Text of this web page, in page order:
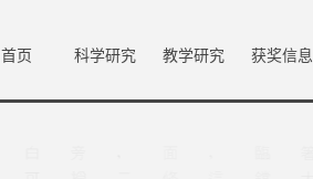
首页 科学研究 教学研究 获奖信息